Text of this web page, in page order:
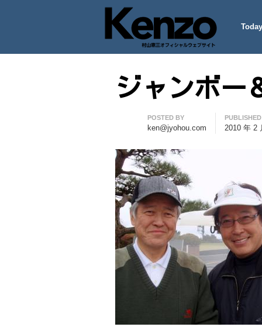
七転八起 – 村山憲三
村山憲三ウェブサイト
ジャンボー
Author
POSTED BY
ken@jyohou.com
PUBLISHED
2010 年 2